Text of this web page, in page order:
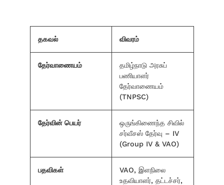
தகவல் விவரம்
தேர்வாணையம்
தமிழ்நாடு அரசுப்
பணியாளர்
தேர்வாணையம்
(TNPSC)
தேர்வின் பெயர்
ஒருங்கிணைந்த சிவில்
சர்வீசஸ் தேர்வு – IV
(Group IV & VAO)
பதவிகள்
VAO, இளநிலை
உதவியாளர், தட்டச்சர்,